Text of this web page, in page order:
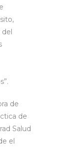
de
de
Salud
el